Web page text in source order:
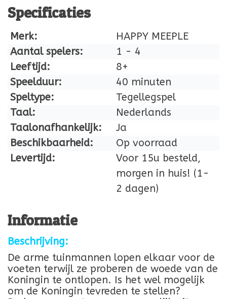
Specificaties
Merk:
HAPPY MEEPLE
Aantal spelers:
1 - 4
Leeftijd:
8+
Speelduur:
40 minuten
Speltype:
Tegellegspel
Taal:
Nederlands
Taalonafhankelijk:
Ja
Beschikbaarheid:
Op voorraad
Levertijd:
Voor 15u besteld,
morgen in huis! (1-
2 dagen)
Informatie
Beschrijving:
De arme tuinmannen lopen elkaar voor de
voeten terwijl ze proberen de woede van de
Koningin te ontlopen. Is het wel mogelijk
om de Koningin tevreden te stellen?